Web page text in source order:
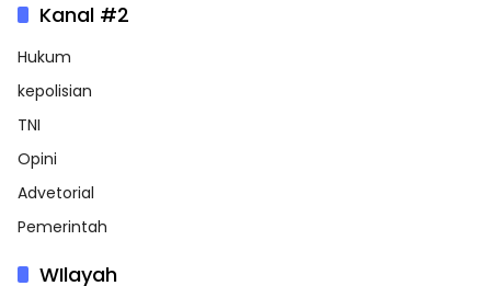
Kanal #2
Hukum
kepolisian
TNI
Opini
Advetorial
Pemerintah
WIlayah